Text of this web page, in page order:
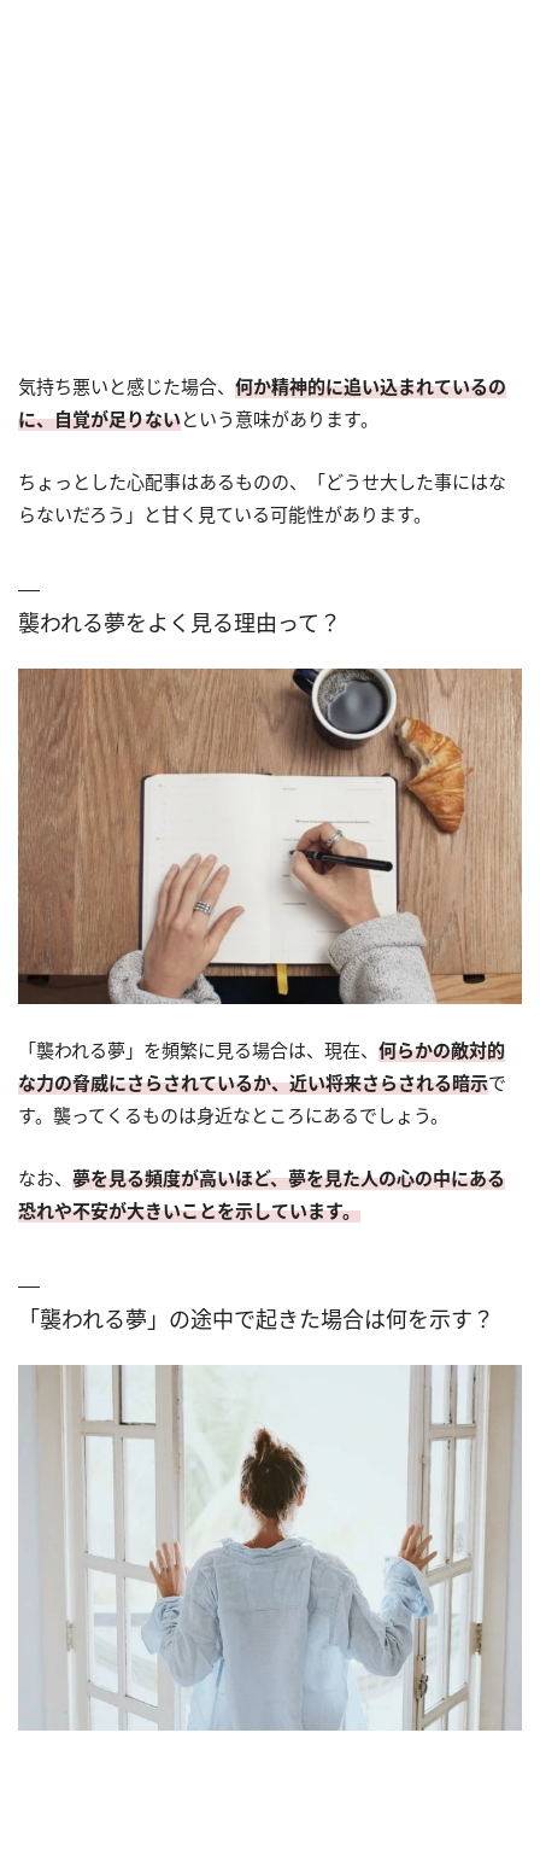
気持ち悪いと感じた場合、 何か精神的に追い込まれているの
に、自覚が足りないという意味があります。
ちょっとした心配事はあるものの、「どうせ大した事にはな
らないだろう」と甘く見ている可能性があります。
襲われる夢をよく見る理由って？
「襲われる夢」を頻繁に見る場合は、現在、 何らかの敵対的
な力の脅威にさらされているか、近い将来さらされる暗示で
す。襲ってくるものは身近なところにあるでしょう。
なお、 夢を見る頻度が高いほど、夢を見た人の心の中にある
恐れや不安が大きいことを示しています。
「襲われる夢」の途中で起きた場合は何を示す？